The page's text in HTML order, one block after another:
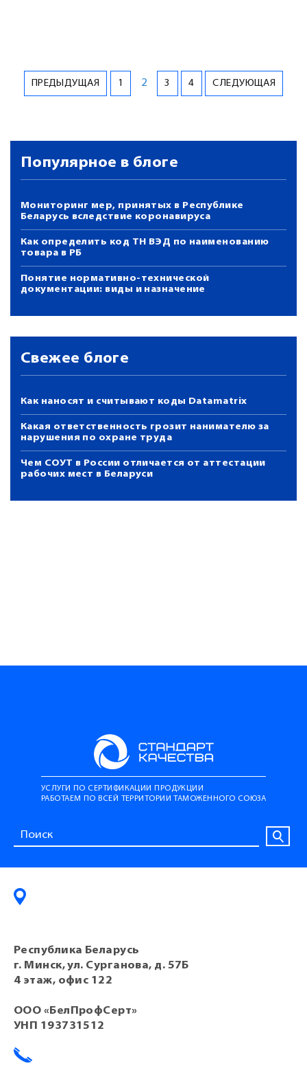
ПРЕДЫДУЩАЯ 1 2 3 4 СЛЕДУЮЩАЯ
Популярное в блоге
Мониторинг мер, принятых в Республике
Беларусь вследствие коронавируса
Как определить код ТН ВЭД по наименованию
товара в РБ
Понятие нормативно-технической
документации: виды и назначение
Свежее блоге
Как наносят и считывают коды Datamatrix
Какая ответственность грозит нанимателю за
нарушения по охране труда
Чем СОУТ в России отличается от аттестации
рабочих мест в Беларуси
УСЛУГИ ПО СЕРТИФИКАЦИИ ПРОДУКЦИИ
РАБОТАЕМ ПО ВСЕЙ ТЕРРИТОРИИ ТАМОЖЕННОГО СОЮЗА
Республика Беларусь
г. Минск, ул. Сурганова, д. 57Б
4 этаж, офис 122
ООО «БелПрофСерт»
УНП 193731512